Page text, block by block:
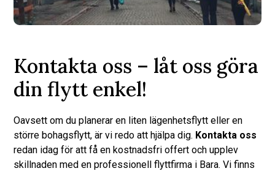
Kontakta oss – låt oss göra
din flytt enkel!
Oavsett om du planerar en liten lägenhetsflytt eller en
större bohagsflytt, är vi redo att hjälpa dig. Kontakta oss
redan idag för att få en kostnadsfri offert och upplev
skillnaden med en professionell flyttfirma i Bara. Vi finns